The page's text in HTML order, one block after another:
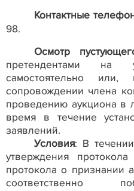
Контактные
98.
Осмотр
претендентами на
самостоятельно
сопровождении члена
проведению аукциона в
время в течение
заявлений.
Условия: В
утверждения
протокола о признании
соответственно